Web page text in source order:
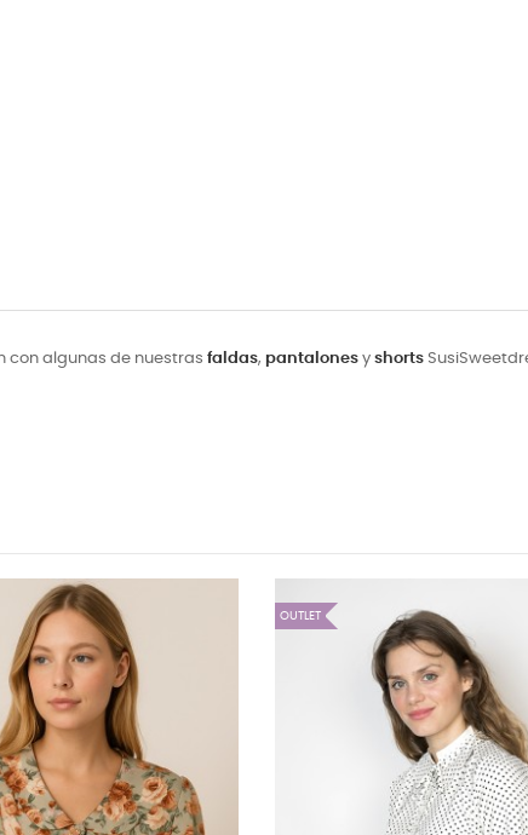
con algunas de nuestras faldas, pantalones y shorts
OUTLET